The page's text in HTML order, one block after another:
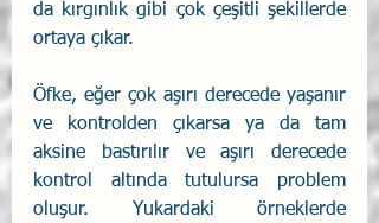
da kırgınlık gibi çok çeşitli şekillerde
ortaya çıkar.
Öfke, eğer çok aşırı derecede yaşanır
ve kontrolden çıkarsa ya da tam
aksine bastırılır ve aşırı derecede
kontrol altında tutulursa problem
oluşur. Yukardaki örneklerde